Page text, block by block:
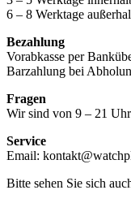
6 – 8 Werktage
Bezahlung
Vorabkasse per
Barzahlung bei
Fragen
Wir sind von 9 – 21
Service
Email:
Bitte sehen Sie sich